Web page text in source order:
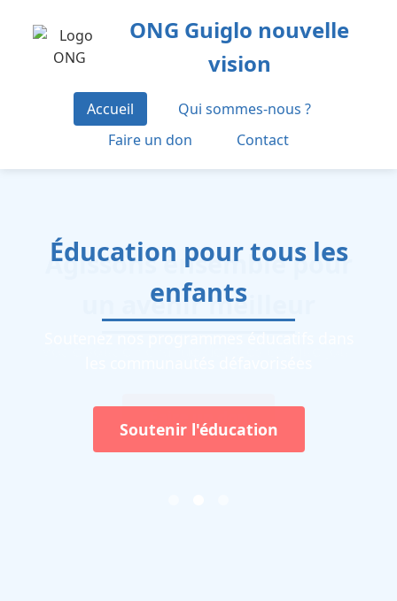
ONG Guiglo nouvelle
vision
Accueil
Qui sommes-nous ?
Faire un don
Contact
Éducation pour tous les
enfants
Soutenir l'éducation